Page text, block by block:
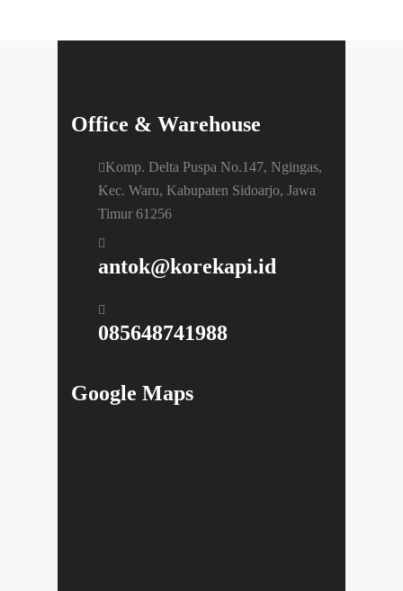
Office & Warehouse
Komp. Delta Puspa No.147, Ngingas,
Kec. Waru, Kabupaten Sidoarjo, Jawa
Timur 61256
antok@korekapi.id
085648741988
Google Maps